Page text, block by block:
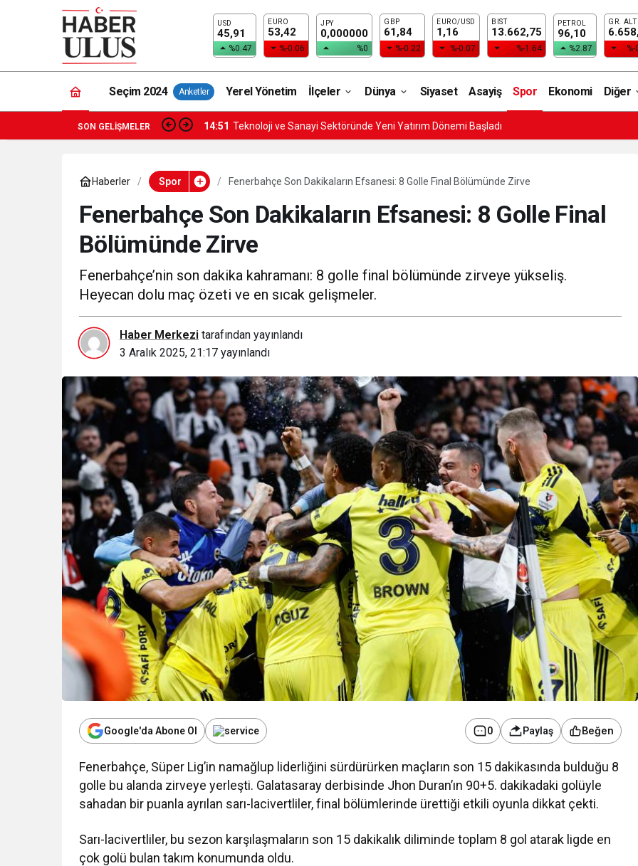
USD
45,91
%0.47
EURO
53,42
%-0.06
JPY
0,000000
%0
GBP
61,84
%-0.22
EURO/USD
1,16
%-0.07
BIST
13.662,75
%-1.64
PETROL
96,10
%2.87
GR.
Seçim 2024 Anketler Yerel Yönetim İlçeler Dünya Siyaset Asayiş Spor Ekonomi Diğer
SON GELIŞMELER 14:51 Teknoloji ve Sanayi Sektöründe Yeni Yatırım Dönemi Başladı
Haberler Spor Fenerbahçe Son Dakikaların Efsanesi: 8 Golle Final Bölümünde Zirve
Fenerbahçe Son Dakikaların Efsanesi: 8 Golle Final
Bölümünde Zirve
Fenerbahçe’nin son dakika kahramanı: 8 golle final bölümünde zirveye yükseliş.
Heyecan dolu maç özeti ve en sıcak gelişmeler.
Haber Merkezi tarafından yayınlandı
3 Aralık 2025, 21:17 yayınlandı
Google'da Abone Ol 0 Paylaş Beğen
Fenerbahçe, Süper Lig’in namağlup liderliğini sürdürürken maçların son 15 dakikasında bulduğu 8
golle bu alanda zirveye yerleşti. Galatasaray derbisinde Jhon Duran’ın 90+5. dakikadaki golüyle
sahadan bir puanla ayrılan sarı-lacivertliler, final bölümlerinde ürettiği etkili oyunla dikkat çekti.
Sarı-lacivertliler, bu sezon karşılaşmaların son 15 dakikalık diliminde toplam 8 gol atarak ligde en
çok golü bulan takım konumunda oldu.
Kurumsal Haberler
Media OutReach Newswire, ABD
Görünürlüğünü Güçlendiriyor
Ekonomi
Teknoloji ve Sanayi Sektöründe